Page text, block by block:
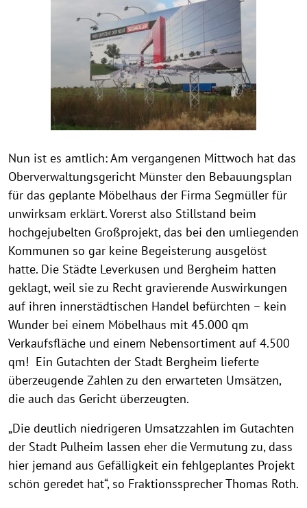
Nun ist es amtlich: Am vergangenen Mittwoch hat das
Oberverwaltungsgericht Münster den Bebauungsplan
für das geplante Möbelhaus der Firma Segmüller für
unwirksam erklärt. Vorerst also Stillstand beim
hochgejubelten Großprojekt, das bei den umliegenden
Kommunen so gar keine Begeisterung ausgelöst
hatte. Die Städte Leverkusen und Bergheim hatten
geklagt, weil sie zu Recht gravierende Auswirkungen
auf ihren innerstädtischen Handel befürchten – kein
Wunder bei einem Möbelhaus mit 45.000 qm
Verkaufsfläche und einem Nebensortiment auf 4.500
qm! Ein Gutachten der Stadt Bergheim lieferte
überzeugende Zahlen zu den erwarteten Umsätzen,
die auch das Gericht überzeugten.
„Die deutlich niedrigeren Umsatzzahlen im Gutachten
der Stadt Pulheim lassen eher die Vermutung zu, dass
hier jemand aus Gefälligkeit ein fehlgeplantes Projekt
schön geredet hat“, so Fraktionssprecher Thomas Roth.